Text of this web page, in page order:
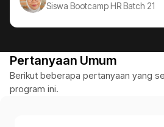
Siswa Bootcamp HR Batch 21
Pertanyaan Umum
Berikut beberapa pertanyaan yang
program ini.